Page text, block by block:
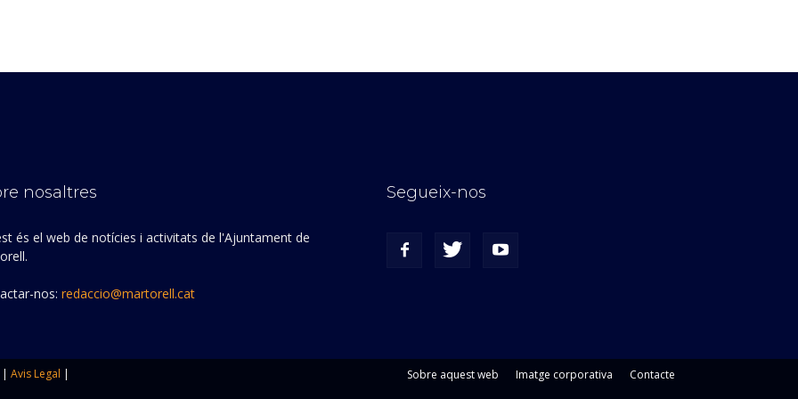
nosaltres
és el web de notícies i activitats de l'Ajuntament de
nos: redaccio@martorell.cat
Segueix-nos
Sobre aquest web Imatge corporativa Contacte
| Avis Legal |